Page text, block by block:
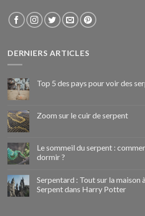
DERNIERS ARTICLES
Top 5 des pays pour voir des
Zoom sur le cuir de serpent
Le sommeil du serpent :
dormir ?
Serpentard : Tout sur la maison
Serpent dans Harry Potter